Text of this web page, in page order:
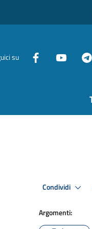
su
Condividi
Argomenti: